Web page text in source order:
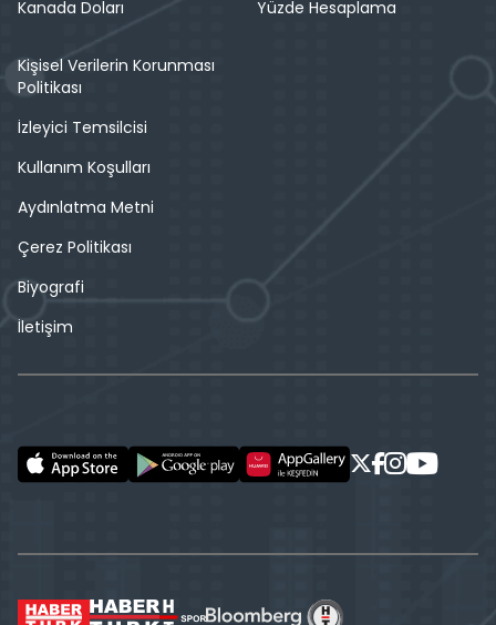
Kanada Doları
Yüzde Hesaplama
Kişisel Verilerin Korunması
Politikası
İzleyici Temsilcisi
Kullanım Koşulları
Aydınlatma Metni
Çerez Politikası
Biyografi
İletişim